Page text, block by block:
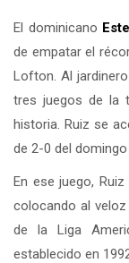
El dominicano
de empatar el
Lofton. Al
tres juegos de la
historia. Ruiz se
de 2-0 del
En ese juego,
colocando al
de la Liga
establecido en